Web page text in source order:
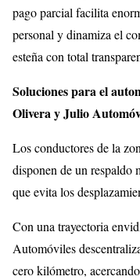
pago parcial facilita
personal y dinamiza el
esteña con total
Soluciones para el
Olivera y Julio
Los conductores de la
disponen de un respaldo
que evita los
Con una trayectoria
Automóviles
cero kilómetro,